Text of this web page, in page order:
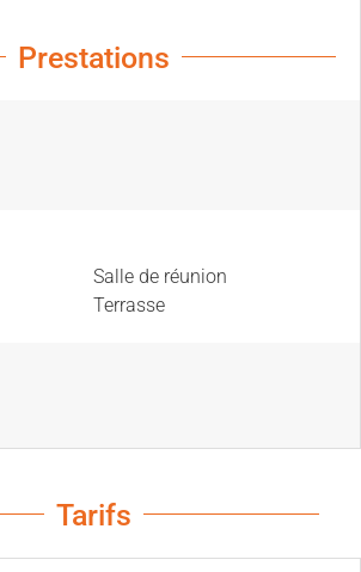
Prestations
Salle de réunion
Terrasse
Tarifs